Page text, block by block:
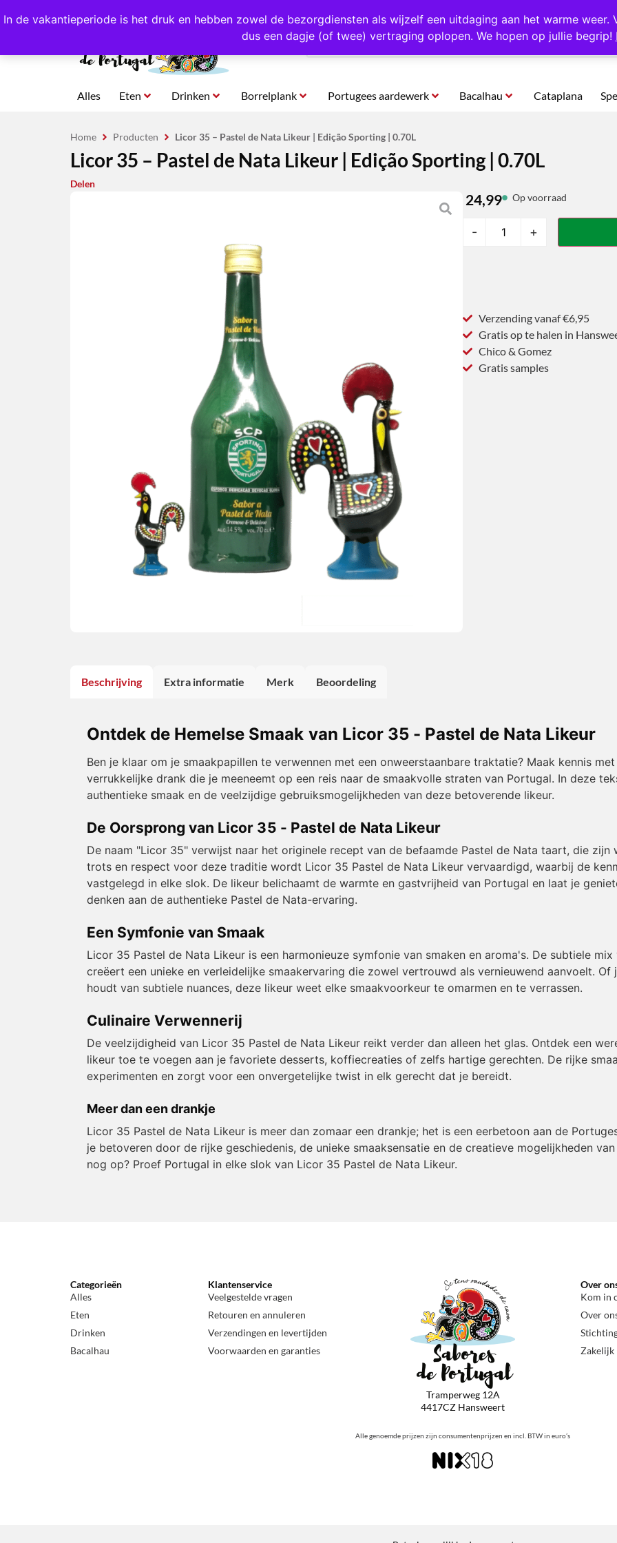
In de vakantieperiode is het druk en hebben zowel de bezorgdiensten als wijzelf een uitdaging aan het warme weer.
dus een dagje (of twee) vertraging oplopen. We hopen op jullie begrip!
4,8/5,0 sterren beoordeeld! Eigen import uit Portugal Altijd 1000 verschillende producten op voorraad Gratis
Alles Eten Drinken Borrelplank Portugees aardewerk Bacalhau Cataplana
Home Producten Licor 35 – Pastel de Nata Likeur | Edição Sporting | 0.70L
Licor 35 – Pastel de Nata Likeur | Edição Sporting | 0.70L
Delen
24,99 Op voorraad
- +
Verzending vanaf €6,95
Gratis op te halen in
Chico & Gomez
Gratis samples
Beschrijving Extra informatie Merk Beoordeling
Ontdek de Hemelse Smaak van Licor 35 - Pastel de Nata Likeur
Ben je klaar om je smaakpapillen te verwennen met een onweerstaanbare traktatie? Maak kennis
verrukkelijke drank die je meeneemt op een reis naar de smaakvolle straten van Portugal. In deze
authentieke smaak en de veelzijdige gebruiksmogelijkheden van deze betoverende likeur.
De Oorsprong van Licor 35 - Pastel de Nata Likeur
De naam "Licor 35" verwijst naar het originele recept van de befaamde Pastel de Nata taart, die
trots en respect voor deze traditie wordt Licor 35 Pastel de Nata Likeur vervaardigd, waarbij de
vastgelegd in elke slok. De likeur belichaamt de warmte en gastvrijheid van Portugal en laat je
denken aan de authentieke Pastel de Nata-ervaring.
Een Symfonie van Smaak
Licor 35 Pastel de Nata Likeur is een harmonieuze symfonie van smaken en aroma's. De subtiele
creëert een unieke en verleidelijke smaakervaring die zowel vertrouwd als vernieuwend aanvoelt.
houdt van subtiele nuances, deze likeur weet elke smaakvoorkeur te omarmen en te verrassen.
Culinaire Verwennerij
De veelzijdigheid van Licor 35 Pastel de Nata Likeur reikt verder dan alleen het glas. Ontdek een
likeur toe te voegen aan je favoriete desserts, koffiecreaties of zelfs hartige gerechten. De rijke
experimenten en zorgt voor een onvergetelijke twist in elk gerecht dat je bereidt.
Meer dan een drankje
Licor 35 Pastel de Nata Likeur is meer dan zomaar een drankje; het is een eerbetoon aan de
je betoveren door de rijke geschiedenis, de unieke smaaksensatie en de creatieve mogelijkheden
nog op? Proef Portugal in elke slok van Licor 35 Pastel de Nata Likeur.
Categorieën
Alles
Eten
Drinken
Bacalhau
Klantenservice
Veelgestelde vragen
Retouren en annuleren
Verzendingen en levertijden
Voorwaarden en garanties
Tramperweg 12A
4417CZ Hansweert
Alle genoemde prijzen zijn consumentenprijzen en incl. BTW in euro’s
Over
Kom in
Over
Zakelijk